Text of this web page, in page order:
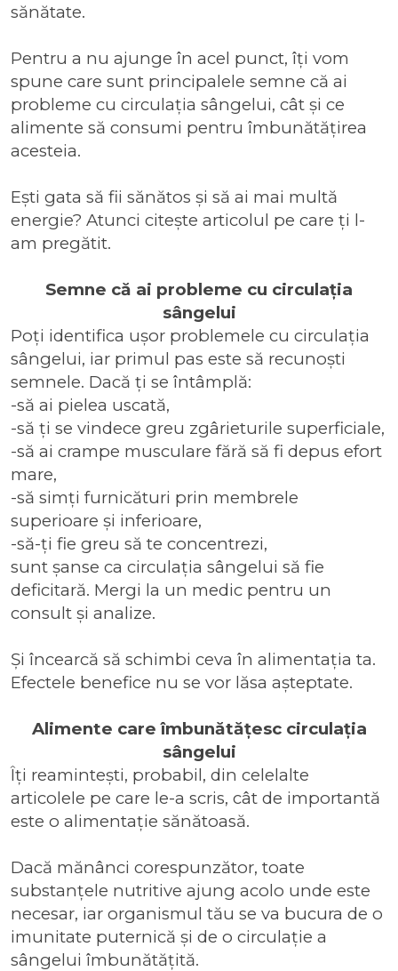
sănătate.
Pentru a nu ajunge în acel punct, îți vom
spune care sunt principalele semne că ai
probleme cu circulația sângelui, cât și ce
alimente să consumi pentru îmbunătățirea
acesteia.
Ești gata să fii sănătos și să ai mai multă
energie? Atunci citește articolul pe care ți l-
am pregătit.
Semne că ai probleme cu circulația
sângelui
Poți identifica ușor problemele cu circulația
sângelui, iar primul pas este să recunoști
semnele. Dacă ți se întâmplă:
-să ai pielea uscată,
-să ți se vindece greu zgârieturile superficiale,
-să ai crampe musculare fără să fi depus efort
mare,
-să simți furnicături prin membrele
superioare și inferioare,
-să-ți fie greu să te concentrezi,
sunt șanse ca circulația sângelui să fie
deficitară. Mergi la un medic pentru un
consult și analize.
Și încearcă să schimbi ceva în alimentația ta.
Efectele benefice nu se vor lăsa așteptate.
Alimente care îmbunătățesc circulația
sângelui
Îți reamintești, probabil, din celelalte
articolele pe care le-a scris, cât de importantă
este o alimentație sănătoasă.
Dacă mănânci corespunzător, toate
substanțele nutritive ajung acolo unde este
necesar, iar organismul tău se va bucura de o
imunitate puternică și de o circulație a
sângelui îmbunătățită.